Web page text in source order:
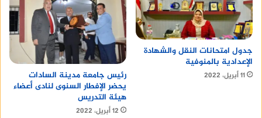
جدول امتحانات النقل والشهادة
الإعدادية بالمنوفية
11 أبريل، 2022
رئيس جامعة مدينة السادات
يحضر الإفطار السنوى لنادى أعضاء
هيئة التدريس
12 أبريل، 2022